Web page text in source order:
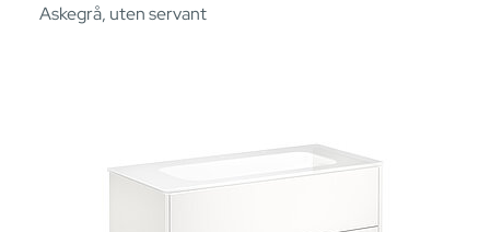
Askegrå, uten servant